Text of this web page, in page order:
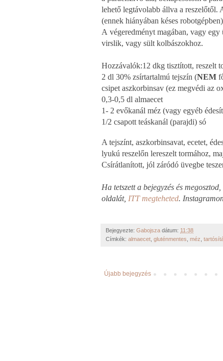
lehető legtávolabb állva a reszelőtől.
(ennek hiányában késes
A végeredményt magában, vagy egy
virslik, vagy sült kolbászokhoz.
Hozzávalók:12 dkg tisztított, reszelt
2 dl 30% zsírtartalmú tejszín (NEM
csipet aszkorbinsav (ez megvédi az
0,3-0,5 dl almaecet
1- 2 evőkanál méz (vagy egyéb
1/2 csapott teáskanál (parajdi) só
A tejszínt, aszkorbinsavat, ecetet,
lyukú reszelőn lereszelt tormához,
Csírátlanított, jól záródó üvegbe
Ha tetszett a bejegyzés és
oldalát, ITT megteheted.
Bejegyezte: Gabojsza dátum: 11:38
Címkék: almaecet gluténmentes méz
Újabb bejegyzés